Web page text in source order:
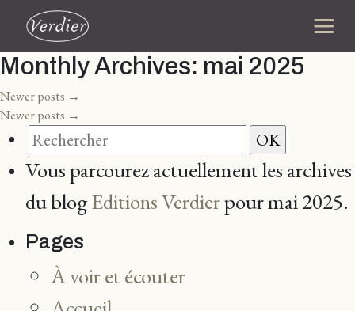
Monthly Archives: mai 2025
Newer posts →
Newer posts →
Vous parcourez actuellement les archives
du blogEditions Verdierpour mai 2025.
Pages
À voir et écouter